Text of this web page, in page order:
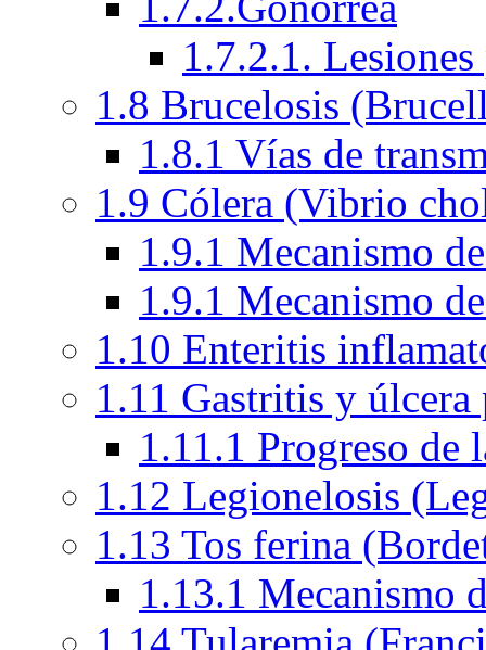
1.7.2.1.
1.8 Brucelosis
1.8.1 Vías de
1.9 Cólera (Vibrio
1.9.1 Mecanismo
1.9.1 Mecanismo
1.10 Enteritis
1.11 Gastritis y
1.11.1 Progreso de
1.12 Legionelosis
1.13 Tos ferina
1.13.1 Mecanismo